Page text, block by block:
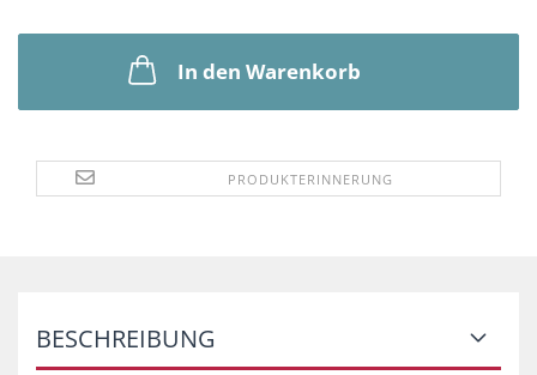
In den Warenkorb
PRODUKTERINNERUNG
BESCHREIBUNG